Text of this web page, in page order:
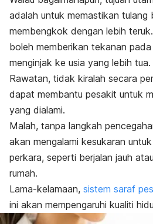
adalah untuk memastikan
membengkok dengan lebih
boleh memberikan tekanan
menginjak ke usia yang lebih tua.
Rawatan, tidak kiralah secara
dapat membantu pesakit untuk
yang dialami.
Malah, tanpa langkah
akan mengalami kesukaran
perkara, seperti berjalan jauh
rumah.
Lama-kelamaan, sistem saraf
ini akan mempengaruhi kualiti